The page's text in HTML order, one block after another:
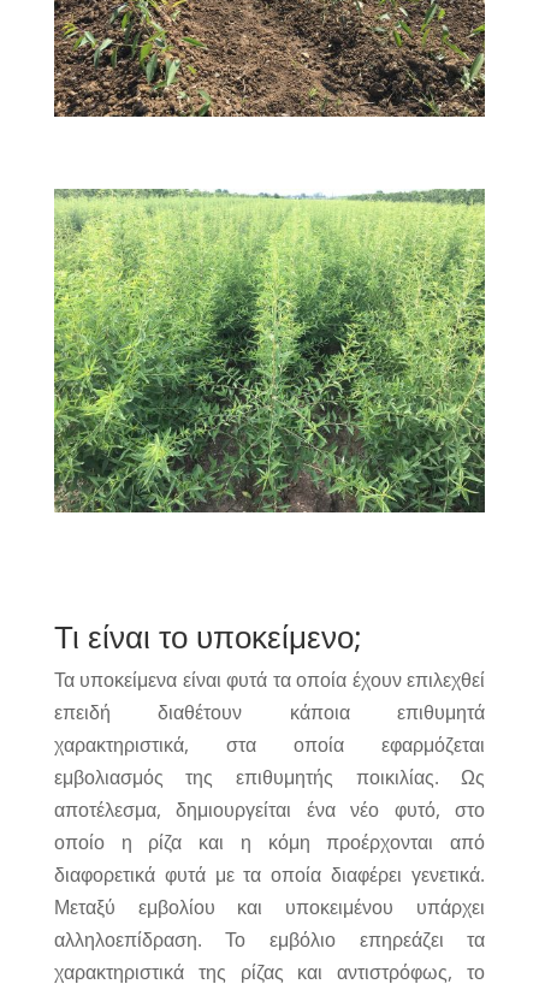
Τι είναι το υποκείμενο;
Τα υποκείμενα είναι φυτά τα οποία έχουν επιλεχθεί
επειδή διαθέτουν κάποια επιθυμητά
χαρακτηριστικά, στα οποία εφαρμόζεται
εμβολιασμός της επιθυμητής ποικιλίας. Ως
αποτέλεσμα, δημιουργείται ένα νέο φυτό, στο
οποίο η ρίζα και η κόμη προέρχονται από
διαφορετικά φυτά με τα οποία διαφέρει γενετικά.
Μεταξύ εμβολίου και υποκειμένου υπάρχει
αλληλοεπίδραση. Το εμβόλιο επηρεάζει τα
χαρακτηριστικά της ρίζας και αντιστρόφως, το